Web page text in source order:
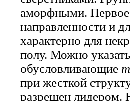
аморфными. Первое
направленности и
характерно для
полу. Можно
обусловливающие
при жесткой
разрешен лидером.